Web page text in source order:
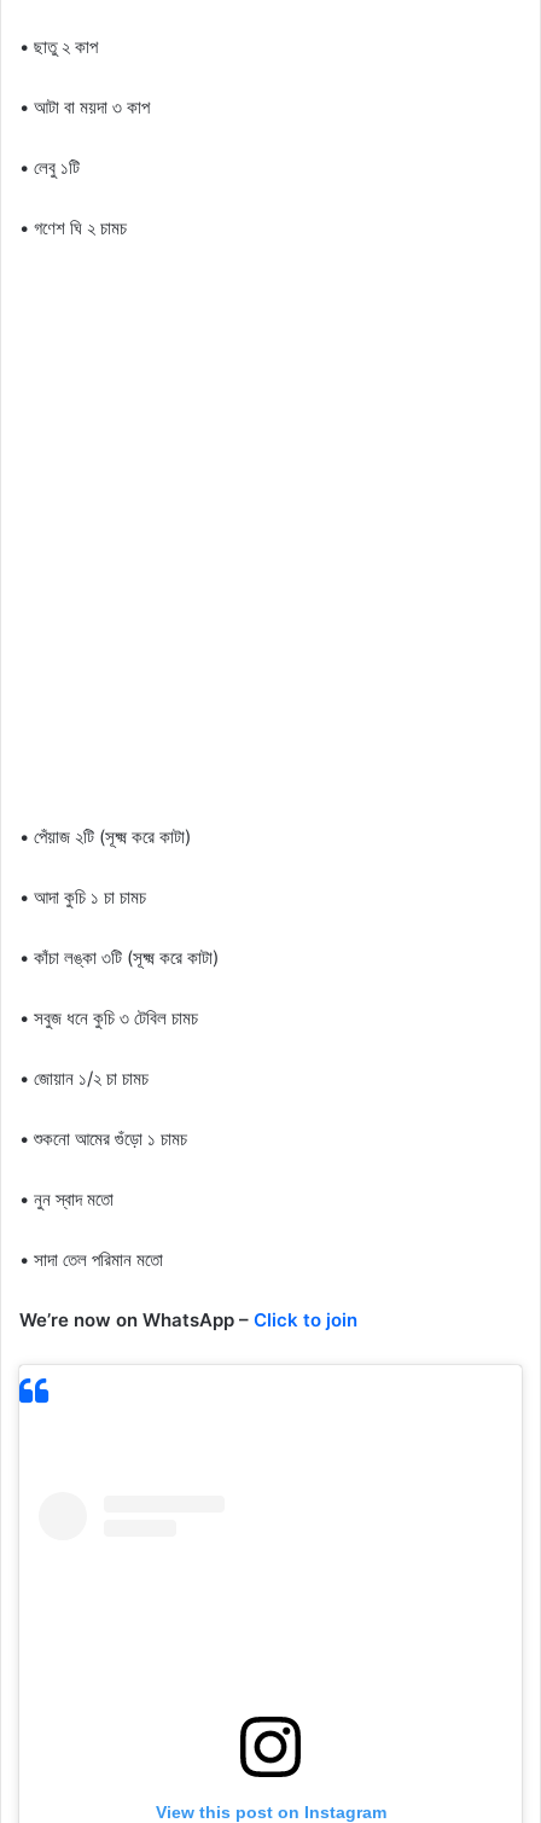
• ছাতু ২ কাপ
• আটা বা ময়দা ৩ কাপ
• লেবু ১টি
• গণেশ ঘি ২ চামচ
• পেঁয়াজ ২টি (সূক্ষ্ম করে কাটা)
• আদা কুচি ১ চা চামচ
• কাঁচা লঙ্কা ৩টি (সূক্ষ্ম করে কাটা)
• সবুজ ধনে কুচি ৩ টেবিল চামচ
• জোয়ান ১/২ চা চামচ
• শুকনো আমের গুঁড়ো ১ চামচ
• নুন স্বাদ মতো
• সাদা তেল পরিমান মতো
We’re now on WhatsApp – Click to join
View this post on Instagram